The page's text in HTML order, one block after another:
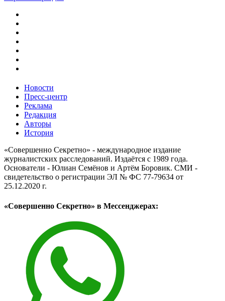
Новости
Пресс-центр
Реклама
Редакция
Авторы
История
«Совершенно Секретно» - международное издание
журналистских расследований. Издаётся с 1989 года.
Основатели - Юлиан Семёнов и Артём Боровик. CМИ -
свидетельство о регистрации ЭЛ № ФС 77-79634 от
25.12.2020 г.
«Совершенно Секретно» в Мессенджерах: